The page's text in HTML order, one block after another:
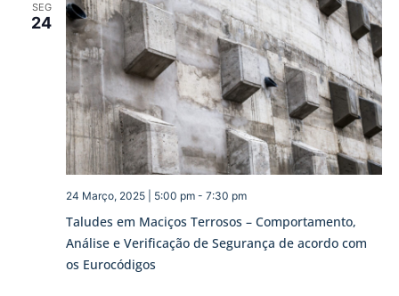
SEG
24
Taludes em Maciços Terrosos – Comportamento,
Análise e Verificação de Segurança de acordo com
os Eurocódigos
24 Março, 2025 | 5:00 pm- 7:30 pm